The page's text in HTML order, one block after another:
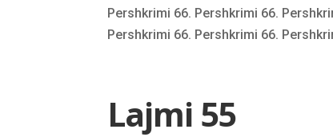
Pershkrimi 66. Pershkrimi 66.
Pershkrimi 66. Pershkrimi 66.
Lajmi 55